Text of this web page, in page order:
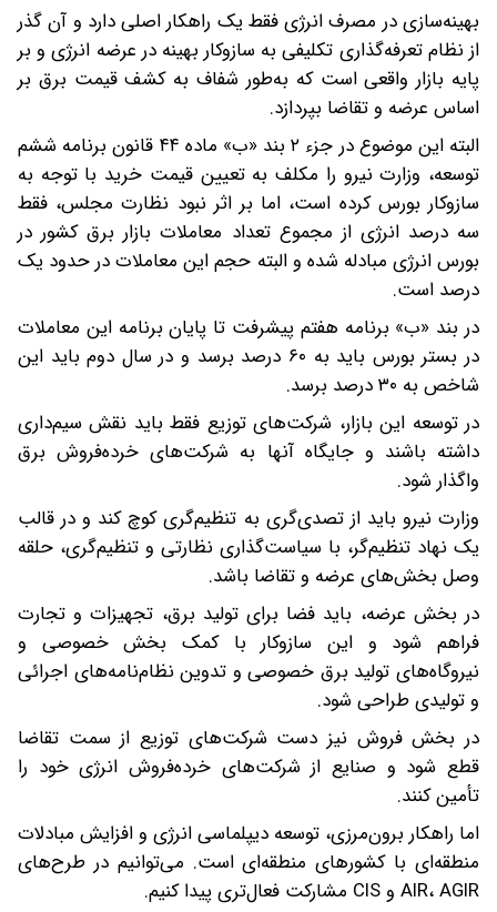
بهینه‌سازی در مصرف انرژی فقط یک راهکار اصلی دارد و آن گذر
از نظام تعرفه‌گذاری تکلیفی به سازوکار بهینه در عرضه انرژی و بر
پایه بازار واقعی‌ است که به‌طور شفاف به کشف قیمت برق بر
اساس عرضه و تقاضا بپردازد.
البته این موضوع در جزء ۲ بند «ب» ماده ۴۴ قانون برنامه ششم
توسعه، وزارت نیرو را مکلف به تعیین قیمت خرید با توجه به
سازوکار بورس کرده است، اما بر اثر نبود نظارت مجلس، فقط
سه درصد انرژی از مجموع تعداد معاملات بازار برق کشور در
بورس انرژی مبادله شده و البته حجم این معاملات در حدود یک
درصد است.
در بند «ب» برنامه هفتم پیشرفت تا پایان برنامه این معاملات
در بستر بورس باید به ۶۰ درصد برسد و در سال دوم باید این
شاخص به ۳۰ درصد برسد.
در توسعه این بازار، شرکت‌های توزیع فقط باید نقش سیم‌داری
داشته باشند و جایگاه آنها به شرکت‌های خرده‌فروش برق
واگذار شود.
وزارت نیرو باید از تصدی‌گری به تنظیم‌گری کوچ کند و در قالب
یک نهاد تنظیم‌گر، با سیاست‌گذاری نظارتی و تنظیم‌گری، حلقه
وصل بخش‌های عرضه و تقاضا باشد.
در بخش عرضه، باید فضا برای تولید برق، تجهیزات و تجارت
فراهم شود و این سازوکار با کمک بخش خصوصی و
نیروگاه‌های تولید برق خصوصی و تدوین نظام‌نامه‌های اجرائی
و تولیدی طراحی شود.
در بخش فروش نیز دست شرکت‌های توزیع از سمت تقاضا
قطع شود و صنایع از شرکت‌های خرده‌فروش انرژی خود را
تأمین کنند.
اما راهکار برون‌مرزی، توسعه دیپلماسی انرژی و افزایش مبادلات
منطقه‌ای با کشورهای منطقه‌ای است. می‌توانیم در طرح‌های
AIR، AGIR و CIS مشارکت فعال‌تری پیدا کنیم‌.